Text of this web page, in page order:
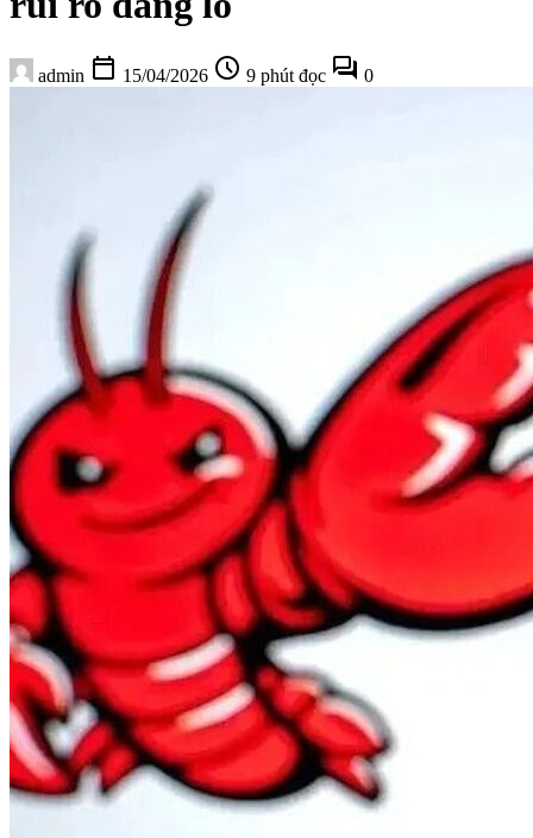
admin calendar_today 15/04/2026 schedule 9 phút đọc forum 0